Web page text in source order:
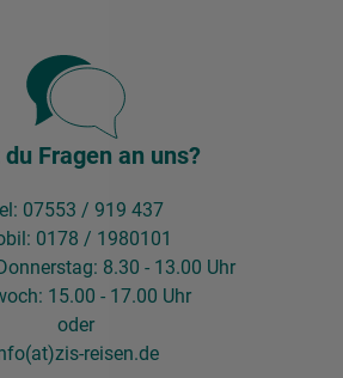
Fragen an uns?
07553 / 919 437
0178 / 1980101
8.30 - 13.00 Uhr
15.00 - 17.00 Uhr
oder
reisen.de